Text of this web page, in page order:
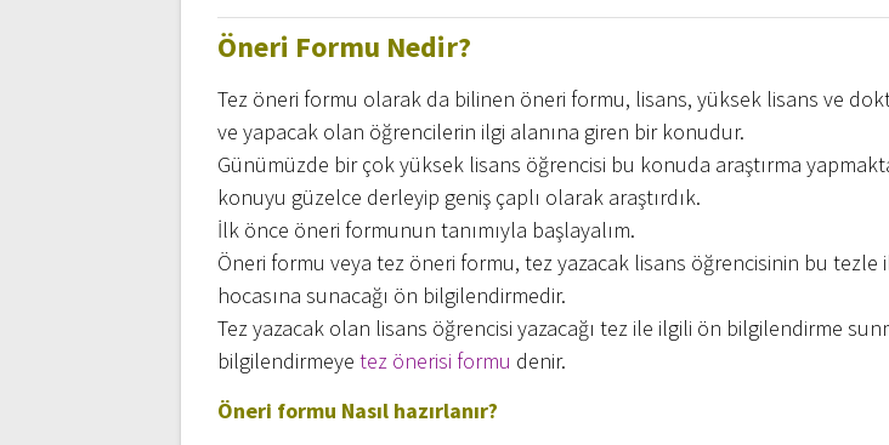
Öneri Formu Nedir?
Tez öneri formu olarak da bilinen öneri formu, lisans, yüksek lisans ve
ve yapacak olan öğrencilerin ilgi alanına giren bir konudur.
Günümüzde bir çok yüksek lisans öğrencisi bu konuda araştırma
konuyu güzelce derleyip geniş çaplı olarak araştırdık.
İlk önce öneri formunun tanımıyla başlayalım.
Öneri formu veya tez öneri formu, tez yazacak lisans öğrencisinin bu tezle
hocasına sunacağı ön bilgilendirmedir.
Tez yazacak olan lisans öğrencisi yazacağı tez ile ilgili ön bilgilendirme
bilgilendirmeye tez önerisi formu denir.
Öneri formu Nasıl hazırlanır?